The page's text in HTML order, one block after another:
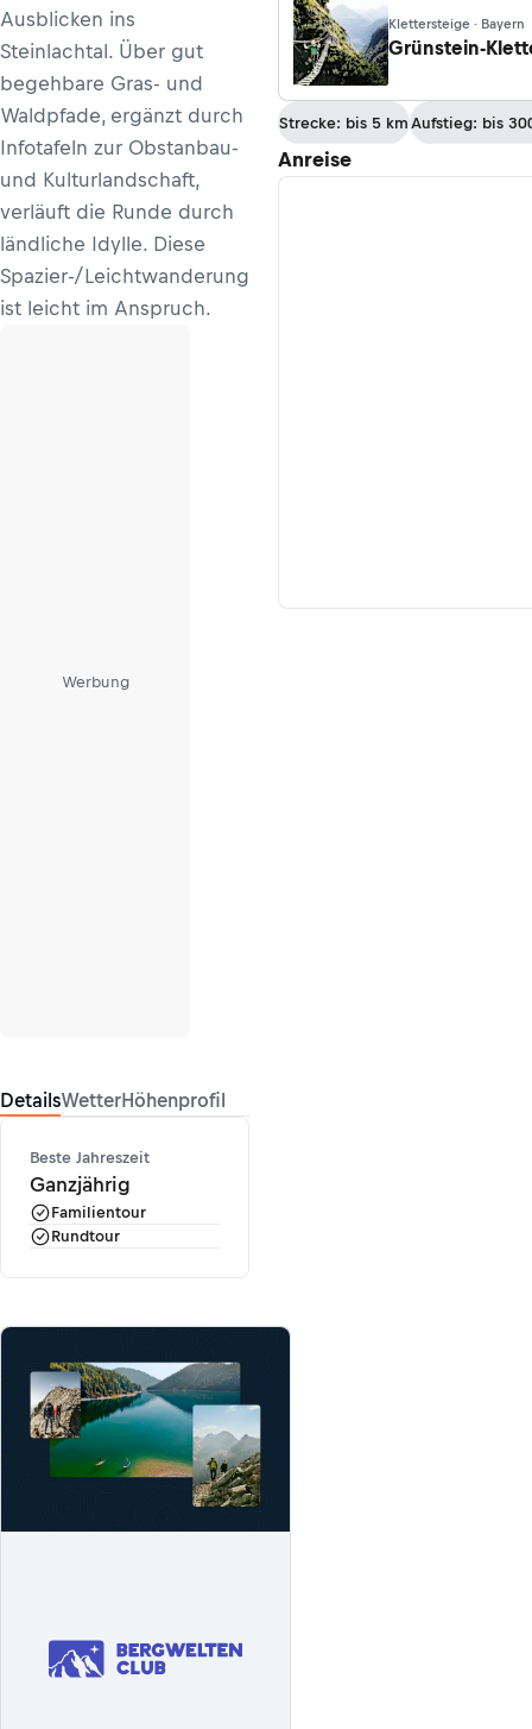
Ausblicken ins
Steinlachtal. Über gut
begeh­­bare Gras- und
Waldpfade, ergänzt durch
Infotafeln zur Obstanbau-
und Kulturlandschaft,
verläuft die Runde durch
ländliche Idylle. Diese
Spazier-/Leichtwanderung
ist leicht im Anspruch.
Werbung
DetailsWetterHöhenprofil
Beste Jahreszeit
Ganzjährig
Familientour
Rundtour
Klettersteige · Bayern
Grünstein-
Strecke: bis 5 km Aufstieg: bis
Anreise